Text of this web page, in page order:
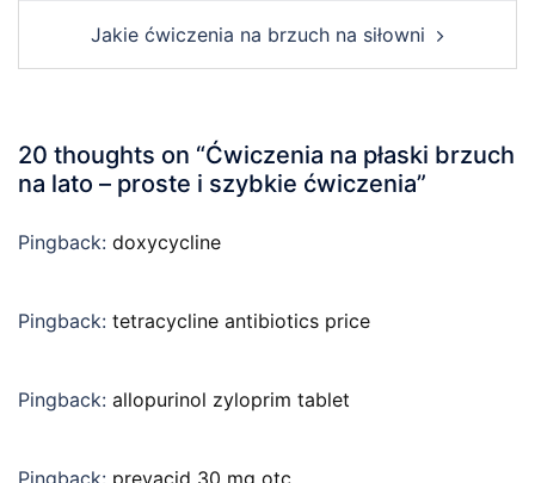
Jakie ćwiczenia na brzuch na siłowni
20 thoughts on “Ćwiczenia na płaski brzuch
na lato – proste i szybkie ćwiczenia”
Pingback: doxycycline
Pingback: tetracycline antibiotics price
Pingback: allopurinol zyloprim tablet